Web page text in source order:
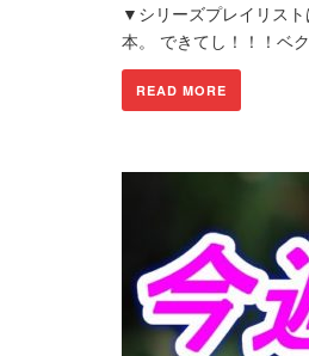
▼シリーズプレイリス
本。 できてし！！！ベ
READ MORE